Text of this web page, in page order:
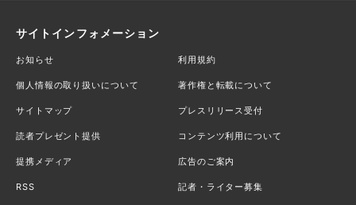
サイトインフォメーション
お知らせ 利用規約
個人情報の取り扱いについて 著作権と転載について
サイトマップ プレスリリース受付
読者プレゼント提供 コンテンツ利用について
提携メディア 広告のご案内
RSS 記者・ライター募集